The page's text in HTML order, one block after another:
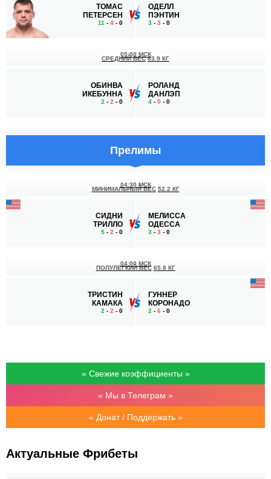
Прелимы
ТОМАС
ПЕТЕРСЕН
11 - 4 - 0
ОДЕЛЛ
ПЭНТИН
3 - 3 - 0
ОБИНВА
ИКЕБУННА
2 - 2 - 0
05:00 МСК
СРЕДНИЙ ВЕС 83.9 КГ
РОЛАНД
ДАНЛЭП
4 - 0 - 0
СИДНИ
ТРИЛЛО
5 - 2 - 0
04:30 МСК
МИНИМАЛЬНЫЙ ВЕС 52.2 КГ
МЕЛИССА
ОДЕССА
3 - 3 - 0
ТРИСТИН
КАМАКА
2 - 2 - 0
04:00 МСК
ПОЛУЛЕГКИЙ ВЕС 65.8 КГ
ГУННЕР
КОРОНАДО
2 - 6 - 0
« Свежие коэффициенты »
« Мы в Телеграм »
« Донат / Поддержать »
Актуальные Фрибеты